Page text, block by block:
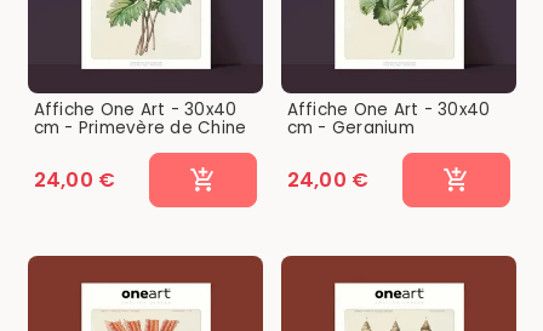
Affiche One Art - 30x40
cm - Primevère de Chine
24,00 €
Affiche One Art - 30x40
cm - Geranium
24,00 €